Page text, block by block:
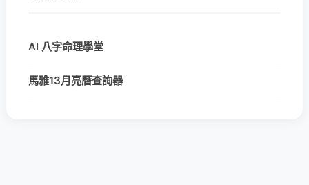
AI 八字命理學堂
馬雅13月亮曆查詢器